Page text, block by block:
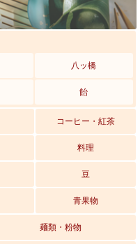
八ッ橋
飴
コーヒー・紅茶
料理
豆
青果物
麺類・粉物